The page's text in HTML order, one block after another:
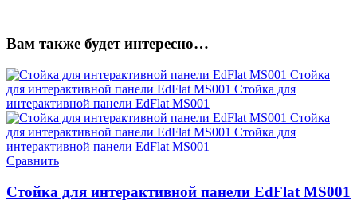
Вам также будет интересно…
Сравнить
Стойка для интерактивной панели EdFlat MS001